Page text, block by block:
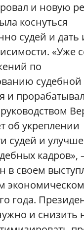
и новую
коснуться
судей и дать
«Уже
по
судебной
и
об укреплении
судей и
в своем
года.
и снизить